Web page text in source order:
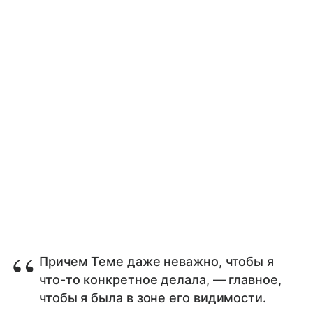
Причем Теме даже неважно, чтобы я
что-то конкретное делала, — главное,
чтобы я была в зоне его видимости.